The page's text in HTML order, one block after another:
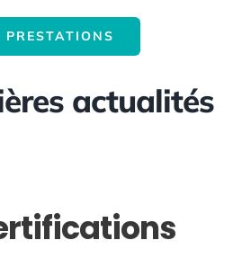
PRESTATIONS
actualités